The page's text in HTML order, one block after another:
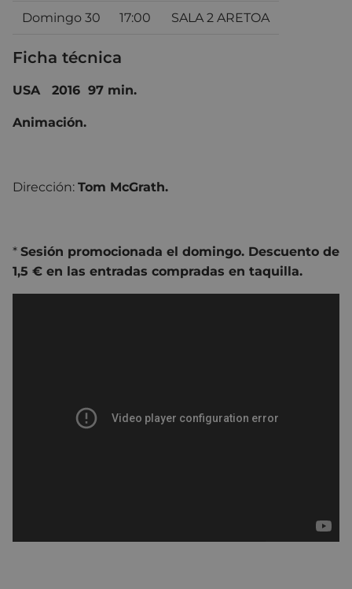
Domingo 30 17:00 SALA 2 ARETOA
Ficha técnica
USA 2016 97 min.
Animación.
Dirección: Tom McGrath.
* Sesión promocionada el domingo. Descuento de
1,5 € en las entradas compradas en taquilla.